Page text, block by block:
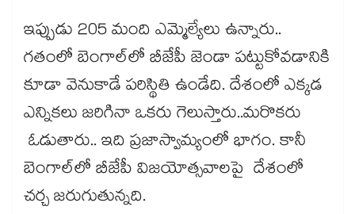
ఇప్పుడు 205 మంది ఎమ్మెల్యేలు ఉన్నారు..
గతంలో బెంగాల్‌లో బీజేపీ జెండా పట్టుకోవడానికి
కూడా వెనుకాడే పరిస్థితి ఉండేది. దేశంలో ఎక్కడ
ఎన్నికలు జరిగినా ఒకరు గెలుస్తారు..మరొకరు
ఓడుతారు.. ఇది ప్రజాస్వామ్యంలో భాగం. కానీ
బెంగాల్‌లో బీజేపీ విజయోత్సవాలపై దేశంలో
చర్చ జరుగుతున్నది.